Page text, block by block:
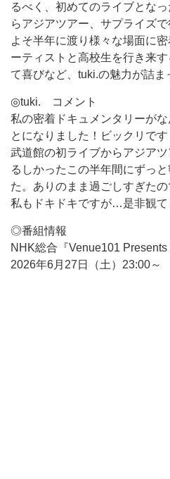
るべく、初めてのライブとな
らアジアツアー、サプライズ
よそ半年に渡り様々な場面に
ーティストと高校生を行き来
て喜びなど、tuki.の魅力が詰ま
◎tuki. コメント
私の密着ドキュメンタリーが
とになりました！ビックリです
武道館の初ライブからアジア
るしかったこの半年間にずっ
た。ありのまま過ごしすぎた
私もドキドキですが…是非観て
◎番組情報
NHK総合『Venue101 Presents
2026年6月27日（土）23:00～